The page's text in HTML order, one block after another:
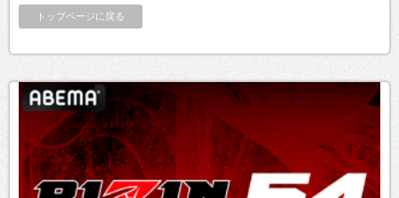
トップページに戻る